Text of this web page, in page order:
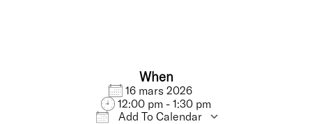
When
16 mars 2026
12:00 pm - 1:30 pm
Add To Calendar